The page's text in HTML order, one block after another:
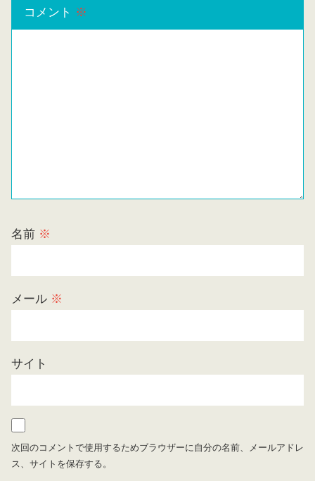
コメント ※
名前 ※
メール ※
サイト
次回のコメントで使用するためブラウザーに自分の名前、メールアドレ
ス、サイトを保存する。